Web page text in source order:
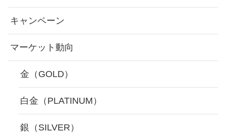
キャンペーン
マーケット動向
金（GOLD）
白金（PLATINUM）
銀（SILVER）